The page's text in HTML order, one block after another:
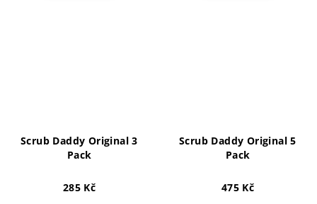
Scrub Daddy Original 3
Pack
285 Kč
Scrub Daddy Original 5
Pack
475 Kč